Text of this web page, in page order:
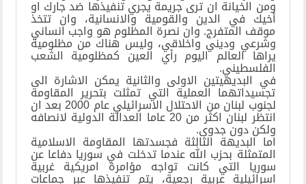
ومن الخيانة ان ترى جريمة يجري تنفيذها ضد جارك او
أخيك في الدين والقومية والانسانية، وان تتخذ
موقف المتفرج. وان نصرة المظلوم هو واجب انساني
وشرعي وديني واخلاقي، وليس هناك من مظلومية
يراها العالم اليوم رأي العين كمظلومية الشعب
الفلسطيني.
في البديهيتين الاولى والثانية يمكن الاشارة الى
تجسيداتهما العملية التي تمثلت بتحرير المقاومة
لجنوب لبنان من الاحتلال الاسرائيلي عام 2000 بعد ان
انتظر لبنان اكثر من 20 عاما العدالة الدولية لانصافه
ولكن دون جدوى.
اما البديهة الثالثة فجسدتها المقاومة الاسلامية
المتمثلة بحزب الله عندما تدخلت في سوريا دفاعا عن
سوريا التي كانت تواجه مؤامرة امريكية غربية
اسرائيلية عربية رجعية، يتم تنفيذها عبر جماعات